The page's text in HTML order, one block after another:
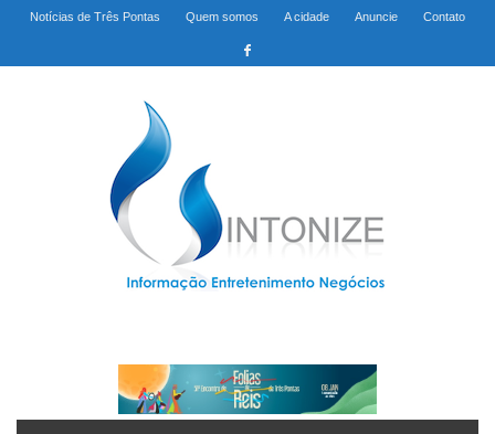
Notícias de Três Pontas Quem somos A cidade Anuncie Contato